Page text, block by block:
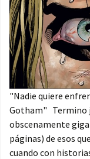
"Nadie quiere
Gotham" Termino
obscenamente
páginas) de esos
cuando con